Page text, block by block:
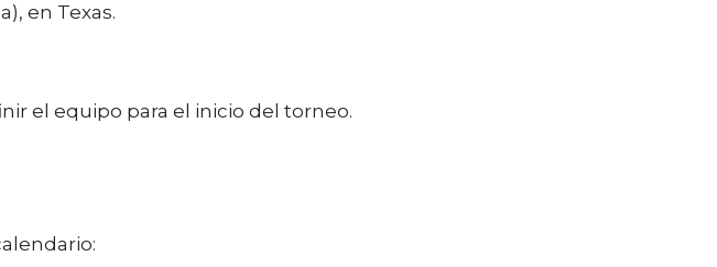
en Texas.
el equipo para el inicio del torneo.